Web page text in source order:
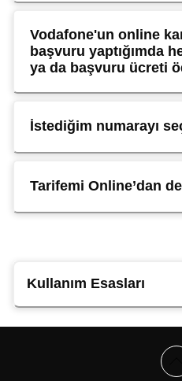
Vodafone'un online
başvuru yaptığımda
ya da başvuru ücreti
İstediğim numarayı
Tarifemi Online’dan
Kullanım Esasları